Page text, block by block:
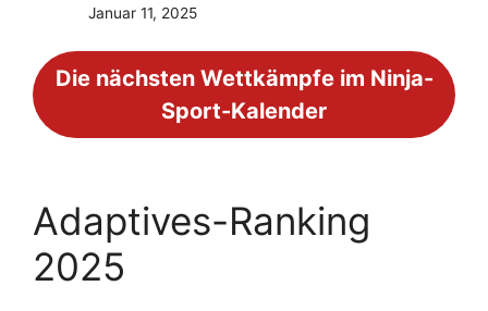
Januar 11, 2025
Die nächsten Wettkämpfe im Ninja-
Sport-Kalender
Adaptives-Ranking
2025